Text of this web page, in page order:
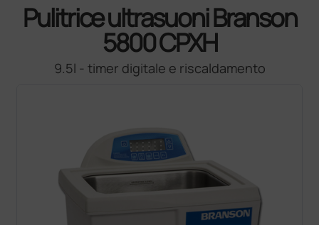
Pulitrice ultrasuoni Branson
5800 CPXH
9.5l - timer digitale e riscaldamento